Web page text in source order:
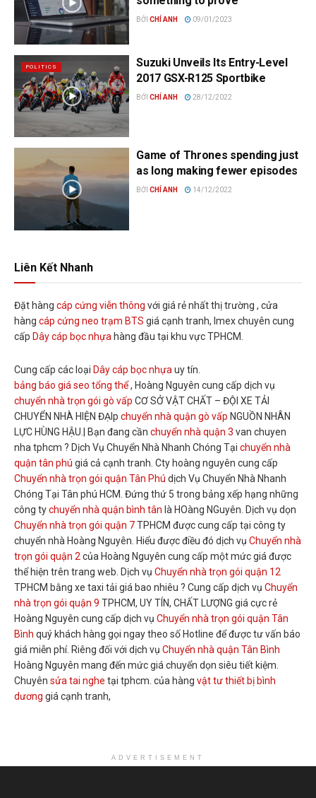
BỞI CHÍ ANH 09/01/2023
POLITICS
Suzuki Unveils Its Entry-Level
2017 GSX-R125 Sportbike
BỞI CHÍ ANH 28/12/2022
Game of Thrones spending just
as long making fewer episodes
BỞI CHÍ ANH 14/12/2022
Liên Kết Nhanh
Đặt hàng cáp cứng viễn thông với giá rẻ nhất thị trường , cửa
hàng cáp cứng neo trạm BTS giá cạnh tranh, Imex chuyên cung
cấp Dây cáp bọc nhựa hàng đầu tại khu vực TPHCM.
Cung cấp các loại Dây cáp bọc nhựa uy tín.
bảng báo giá seo tổng thể, Hoàng Nguyên cung cấp dịch vụ
chuyển nhà trọn gói gò vấp CƠ SỞ VẬT CHẤT – ĐỘI XE TẢI
CHUYỂN NHÀ HIỆN ĐẠIp chuyển nhà quận gò vấp NGUỒN NHÂN
LỰC HÙNG HẬU.| Bạn đang cần chuyển nhà quận 3 van chuyen
nha tphcm ? Dịch Vụ Chuyển Nhà Nhanh Chóng Tại chuyển nhà
quận tân phú giá cả cạnh tranh. Cty hoàng nguyên cung cấp
Chuyển nhà trọn gói quận Tân Phú dịch Vụ Chuyển Nhà Nhanh
Chóng Tại Tân phú HCM. Đứng thứ 5 trong bảng xếp hạng những
công tychuyển nhà quận bình tân là HOàng NGuyên. Dịch vụ dọn
Chuyển nhà trọn gói quận 7TPHCM được cung cấp tại công ty
chuyển nhà Hoàng Nguyên. Hiểu được điều đó dịch vụ Chuyển nhà
trọn gói quận 2 của Hoàng Nguyên cung cấp một mức giá được
thể hiện trên trang web. Dịch vụ Chuyển nhà trọn gói quận 12
TPHCM bằng xe taxi tải giá bao nhiêu ? Cung cấp dịch vụ Chuyển
nhà trọn gói quận 9 TPHCM, UY TÍN, CHẤT LƯỢNG giá cực rẻ
Hoàng Nguyên cung cấp dịch vụ Chuyển nhà trọn gói quận Tân
Bình quý khách hàng gọi ngay theo số Hotline để được tư vấn báo
giá miễn phí. Riêng đối với dịch vụ Chuyển nhà quận Tân Bình
Hoàng Nguyên mang đến mức giá chuyển dọn siêu tiết kiệm.
Chuyên sửa tai nghe tại tphcm. của hàng vật tư thiết bị bình
dương giá cạnh tranh,
ADVERTISEMENT